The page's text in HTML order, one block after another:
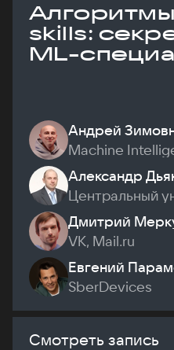
skills:
ML-
Андрей
Machine
Александр
Центральный
Дмитрий
VK, Mail.ru
Евгений
SberDevices
Смотреть запись